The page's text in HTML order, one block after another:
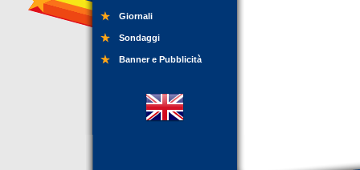
Giornali
Sondaggi
Banner e Pubblicità